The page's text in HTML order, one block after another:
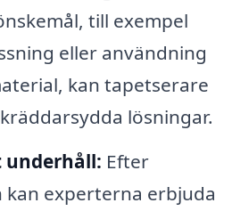
till exempel
eller användning
kan tapetserare
lösningar.
Efter
experterna erbjuda